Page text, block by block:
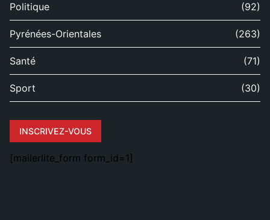
Politique (92)
Pyrénées-Orientales (263)
Santé (71)
Sport (30)
INSCRIVEZ-VOUS
[mailerlite_form form_id=1]